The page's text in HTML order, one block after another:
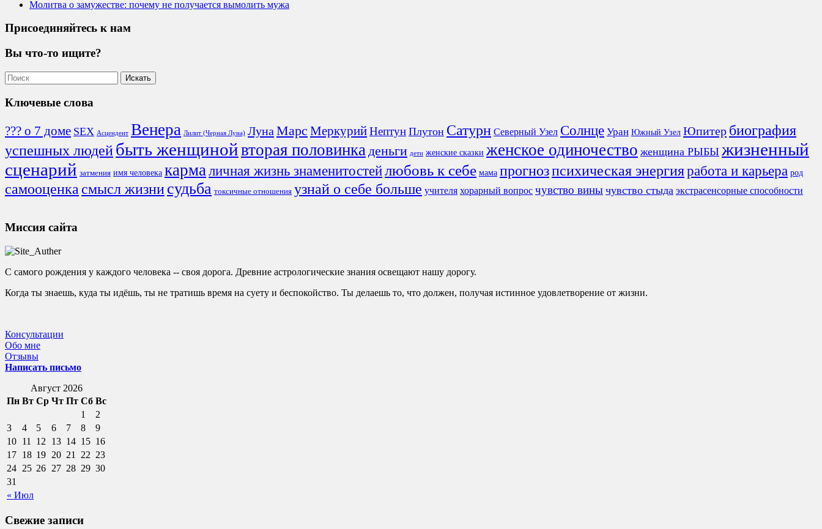
Молитва о замужестве: почему не получается вымолить мужа
Присоединяйтесь к нам
Вы что-то ищите?
Ключевые слова
??? о 7 доме SEX Асцендент Венера Лилит (Черная Луна) Луна Марс МеркурийНептун Плутон Сатурн Северный Узел Солнце Уран Южный Узел Юпитер биография
успешных людейбыть женщинойвторая половинкаденьги дети женские сказки женское одиночество женщина РЫБЫ жизненный
сценарий затмения имя человека кармаличная жизнь знаменитостейлюбовь к себе мама прогнозпсихическая энергияработа и карьера род
самооценкасмысл жизнисудьба токсичные отношения узнай о себе больше учителя хорарный вопрос чувство вины чувство стыда экстрасенсорные способности
Миссия сайта
С самого рождения у каждого человека -- своя дорога. Древние астрологические знания освещают нашу дорогу.
Когда ты знаешь, куда ты идёшь, ты не тратишь время на суету и беспокойство. Ты делаешь то, что должен, получая истинное удовлетворение от жизни.
Консультации
Обо мне
Отзывы
Написать письмо
Август 2026
Пн Вт Ср Чт Пт Сб Вс
« Июл
1
2
3
4 5 6 7 8
9
10 11 12 13 14 15 16
17 18 19 20 21 22 23
24 25 26 27 28 29 30
31
Свежие записи